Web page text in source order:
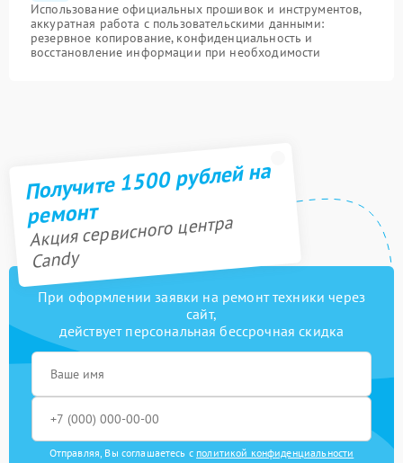
Использование официальных прошивок и инструментов,
аккуратная работа с пользовательскими данными:
резервное копирование, конфиденциальность и
восстановление информации при необходимости
Получите 1500 рублей на
ремонт
Акция сервисного центра
Candy
При оформлении заявки на ремонт техники через
сайт,
действует персональная бессрочная скидка
Отправляя, Вы соглашаетесь с политикой конфиденциальности